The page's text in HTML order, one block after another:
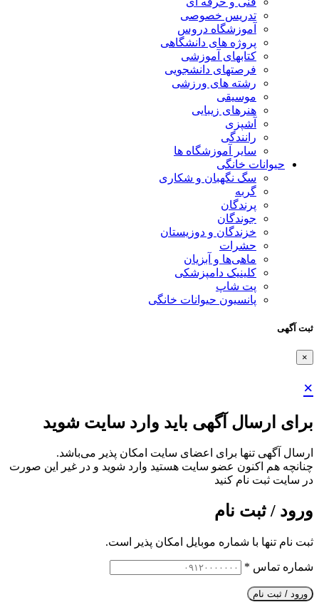
تدریس خصوصی
آموزشگاه دروس
پروژه های دانشگاهی
کتابهای آموزشی
فرصتهای دانشجویی
رشته های ورزشی
موسیقی
هنرهای زیبایی
آشپزی
رانندگی
سایر آموزشگاه ها
حیوانات خانگی
سگ نگهبان و شکاری
گربه
پرندگان
جوندگان
خزندگان و دوزیستان
حشرات
ماهی‌ها و آبزیان
کلینیک دامپزشکی
پت شاپ
پانسیون حیوانات خانگی
ثبت آگهی
×
×
برای ارسال آگهی باید وارد سایت شوید
ارسال آگهی تنها برای اعضای سایت امکان پذیر می‌باشد.
چنانچه هم‌ اکنون عضو سایت هستید وارد شوید و در غیر این صورت
در سایت ثبت نام کنید
ورود / ثبت نام
ثبت نام تنها با شماره موبایل امکان پذیر است.
شماره تماس *
ورود / ثبت نام